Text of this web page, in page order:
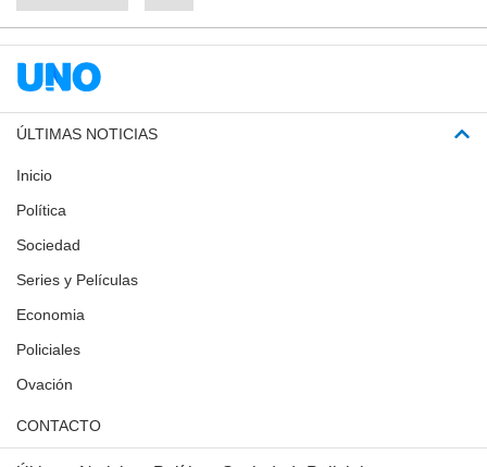
ÚLTIMAS NOTICIAS
Inicio
Política
Sociedad
Series y Películas
Economia
Policiales
Ovación
CONTACTO